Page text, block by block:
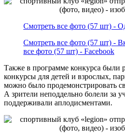
Смотреть все фото (57 шт) -
Смотреть все фото (57 шт) -
все фото (57 шт) - Facebook
Также в программе конкурса были
конкурсы для детей и взрослых,
можно было продемонстрировать
А зрители неподдельно болели за
поддерживали аплодисментами.